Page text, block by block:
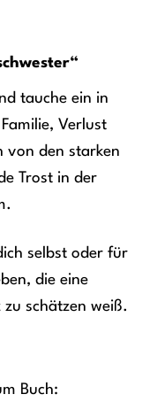
tauche ein in
Verlust
von den starken
Trost in der
selbst oder für
die eine
schätzen weiß.
Buch: